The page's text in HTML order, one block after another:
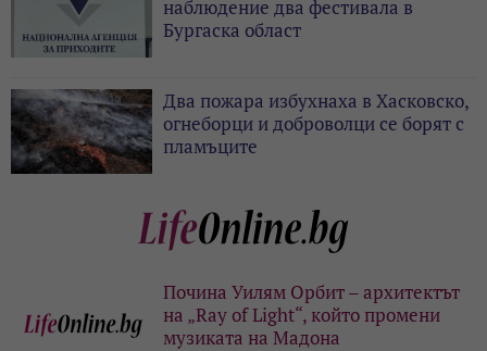
наблюдение два фестивала в
Бургаска област
Два пожара избухнаха в Хасковско,
огнеборци и доброволци се борят с
пламъците
Почина Уилям Орбит – архитектът
на „Ray of Light“, който промени
музиката на Мадона